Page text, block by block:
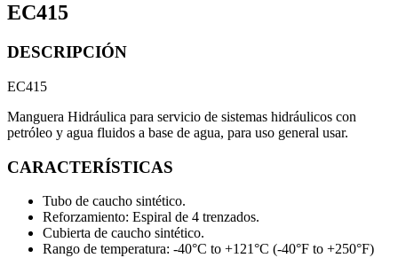
EC415
DESCRIPCIÓN
EC415
Manguera Hidráulica para servicio de sistemas hidráulicos con
petróleo y agua fluidos a base de agua, para uso general usar.
CARACTERÍSTICAS
Tubo de caucho sintético.
Reforzamiento: Espiral de 4 trenzados.
Cubierta de caucho sintético.
Rango de temperatura: -40°C to +121°C (-40°F to +250°F)